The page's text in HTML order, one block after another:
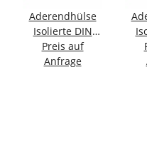
Aderendhülse
Isolierte DIN
46228/4; 0,25
mm² - 8 mm
Preis auf
Anfrage